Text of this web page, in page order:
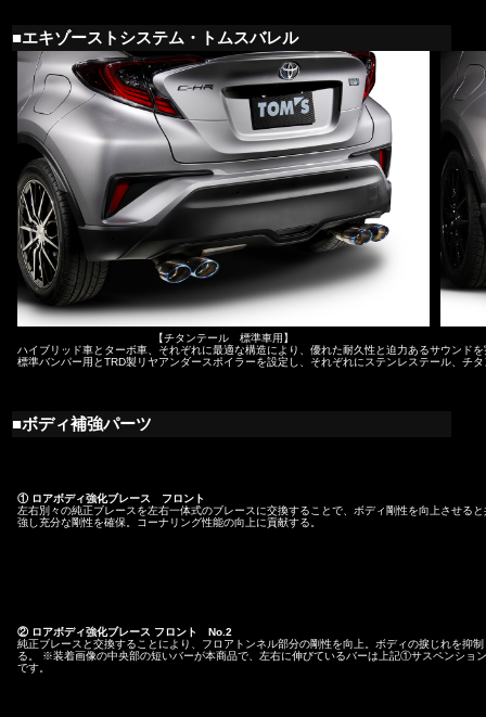
■エキゾーストシステム・トムスバレル
【チタンテール 標準車用】
ハイブリッド車とターボ車、それぞれに最適な構造により、優れた耐久性と迫力あるサウンド
標準バンパー用とTRD製リヤアンダースポイラーを設定し、それぞれにステンレステール、チ
■ボディ補強パーツ
① ロアボディ強化ブレース フロント
左右別々の純正ブレースを左右一体式のブレースに交換することで、ボディ剛性を向上させる
強し充分な剛性を確保。コーナリング性能の向上に貢献する。
② ロアボディ強化ブレース フロント No.2
純正ブレースと交換することにより、フロアトンネル部分の剛性を向上。ボディの捩じれを抑
る。 ※装着画像の中央部の短いバーが本商品で、左右に伸びているバーは上記①サスペンショ
です。